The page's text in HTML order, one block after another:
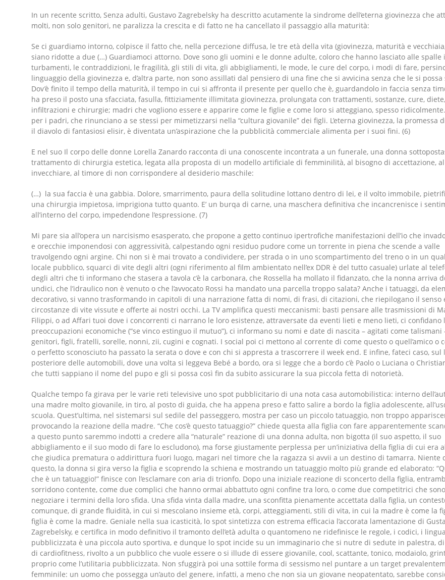
In un recente scritto, Senza adulti, Gustavo Zagrebelsky ha descritto acutamente la sindrome dell’eterna giovinezza che
molti, non solo genitori, ne paralizza la crescita e di fatto ne ha cancellato il passaggio alla maturità:
Se ci guardiamo intorno, colpisce il fatto che, nella percezione diffusa, le tre età della vita (giovinezza, maturità e
siano ridotte a due (…) Guardiamoci attorno. Dove sono gli uomini e le donne adulte, coloro che hanno lasciato alle spalle i
turbamenti, le contraddizioni, le fragilità, gli stili di vita, gli abbigliamenti, le mode, le cure del corpo, i modi di fare,
linguaggio della giovinezza e, d’altra parte, non sono assillati dal pensiero di una fine che si avvicina senza che le si possa
Dov’è finito il tempo della maturità, il tempo in cui si affronta il presente per quello che è, guardandolo in faccia senza
ha preso il posto una sfacciata, fasulla, fittiziamente illimitata giovinezza, prolungata con trattamenti, sostanze, cure, diete,
infiltrazioni e chirurgie; madri che vogliono essere e apparire come le figlie e come loro si atteggiano, spesso
per i padri, che rinunciano a se stessi per mimetizzarsi nella “cultura giovanile” dei figli. L’eterna giovinezza, la promessa
il diavolo di fantasiosi elisir, è diventata un’aspirazione che la pubblicità commerciale alimenta per i suoi fini. (6)
E nel suo Il corpo delle donne Lorella Zanardo racconta di una conoscente incontrata a un funerale, una donna
trattamento di chirurgia estetica, legata alla proposta di un modello artificiale di femminilità, al bisogno di accettazione,
invecchiare, al timore di non corrispondere al desiderio maschile:
(…) la sua faccia è una gabbia. Dolore, smarrimento, paura della solitudine lottano dentro di lei, e il volto immobile,
una chirurgia impietosa, imprigiona tutto quanto. E’ un burqa di carne, una maschera definitiva che incancrenisce i
all’interno del corpo, impedendone l’espressione. (7)
Mi pare sia all’opera un narcisismo esasperato, che propone a getto continuo ipertrofiche manifestazioni dell’io che
e orecchie imponendosi con aggressività, calpestando ogni residuo pudore come un torrente in piena che scende a valle
travolgendo ogni argine. Chi non si è mai trovato a condividere, per strada o in uno scompartimento del treno o in un
locale pubblico, squarci di vite degli altri (ogni riferimento al film ambientato nell’ex DDR è del tutto casuale) urlate al
degli altri che ti informano che stasera a tavola c’è la carbonara, che Rossella ha mollato il fidanzato, che la nonna arriva
undici, che l’idraulico non è venuto o che l’avvocato Rossi ha mandato una parcella troppo salata? Anche i tatuaggi, da
decorativo, si vanno trasformando in capitoli di una narrazione fatta di nomi, di frasi, di citazioni, che riepilogano il senso
circostanze di vite vissute e offerte ai nostri occhi. La TV amplifica questi meccanismi: basti pensare alle trasmissioni di
Filippi, o ad Affari tuoi dove i concorrenti ci narrano le loro esistenze, attraversate da eventi lieti e meno lieti, ci confidano
preoccupazioni economiche (“se vinco estinguo il mutuo”), ci informano su nomi e date di nascita – agitati come talismani
genitori, figli, fratelli, sorelle, nonni, zii, cugini e cognati. I social poi ci mettono al corrente di come questo o quell’amico o
o perfetto sconosciuto ha passato la serata o dove e con chi si appresta a trascorrere il week end. E infine, fateci caso, sul
posteriore delle automobili, dove una volta si leggeva Bebé a bordo, ora si legge che a bordo c’è Paolo o Luciana o
che tutti sappiano il nome del pupo e gli si possa così fin da subito assicurare la sua piccola fetta di notorietà.
Qualche tempo fa girava per le varie reti televisive uno spot pubblicitario di una nota casa automobilistica: interno
una madre molto giovanile, in tiro, al posto di guida, che ha appena preso e fatto salire a bordo la figlia adolescente,
scuola. Quest’ultima, nel sistemarsi sul sedile del passeggero, mostra per caso un piccolo tatuaggio, non troppo
provocando la reazione della madre. “Che cos’è questo tatuaggio?” chiede questa alla figlia con fare apparentemente
a questo punto saremmo indotti a credere alla “naturale” reazione di una donna adulta, non bigotta (il suo aspetto, il suo
abbigliamento e il suo modo di fare lo escludono), ma forse giustamente perplessa per un’iniziativa della figlia di cui era
che giudica prematura o addirittura fuori luogo, magari nel timore che la ragazza si avvii a un destino di tamarra. Niente
questo, la donna si gira verso la figlia e scoprendo la schiena e mostrando un tatuaggio molto più grande ed elaborato:
che è un tatuaggio!” finisce con l’esclamare con aria di trionfo. Dopo una iniziale reazione di sconcerto della figlia,
sorridono contente, come due complici che hanno ormai abbattuto ogni confine tra loro, o come due competitrici che
negoziare i termini della loro sfida. Una sfida vinta dalla madre, una sconfitta pienamente accettata dalla figlia, un
comunque, di grande fluidità, in cui si mescolano insieme età, corpi, atteggiamenti, stili di vita, in cui la madre è come la
figlia è come la madre. Geniale nella sua icasticità, lo spot sintetizza con estrema efficacia l’accorata lamentazione di
Zagrebelsky, e certifica in modo definitivo il tramonto dell’età adulta o quantomeno ne ridefinisce le regole, i codici, i
pubblicizzata è una piccola auto sportiva, e dunque lo spot incide su un immaginario che si nutre di sedute in palestra,
di cardiofitness, rivolto a un pubblico che vuole essere o si illude di essere giovanile, cool, scattante, tonico, modaiolo,
proprio come l’utilitaria pubblicizzata. Non sfuggirà poi una sottile forma di sessismo nel puntare a un target
femminile: un uomo che possegga un’auto del genere, infatti, a meno che non sia un giovane neopatentato, sarebbe